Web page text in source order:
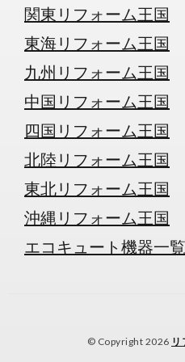
関東リフォーム王国
東海リフォーム王国
九州リフォーム王国
中国リフォーム王国
四国リフォーム王国
北陸リフォーム王国
東北リフォーム王国
沖縄リフォーム王国
エコキュート機器一覧
© Copyright 2026 リ